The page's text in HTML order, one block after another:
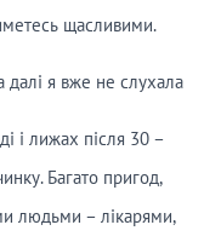
щасливими.
далі я вже не слухала
і лижах після 30 –
Багато пригод,
людьми – лікарями,